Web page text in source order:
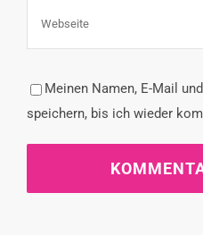
Meinen Namen, E-Mail
speichern, bis ich wieder